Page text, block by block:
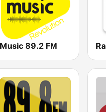
Music 89.2 FM